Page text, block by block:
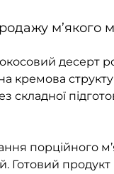
м’якого
десерт
кремова
складної
порційного
Готовий